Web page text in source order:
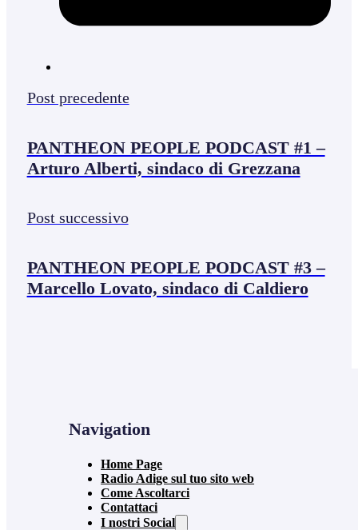
Post precedente
PANTHEON PEOPLE PODCAST #1 –
Arturo Alberti, sindaco di Grezzana
Post successivo
PANTHEON PEOPLE PODCAST #3 –
Marcello Lovato, sindaco di Caldiero
Navigation
Home Page
Radio Adige sul tuo sito web
Come Ascoltarci
Contattaci
I nostri Social